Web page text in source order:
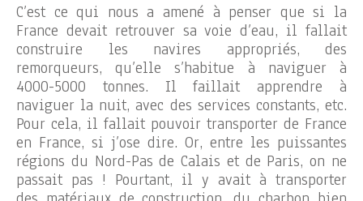
C’est ce qui nous a amené à penser que si la
France devait retrouver sa voie d’eau, il fallait
construire les navires appropriés, des
remorqueurs, qu’elle s’habitue à naviguer à
4000-5000 tonnes. Il faillait apprendre à
naviguer la nuit, avec des services constants, etc.
Pour cela, il fallait pouvoir transporter de France
en France, si j’ose dire. Or, entre les puissantes
régions du Nord-Pas de Calais et de Paris, on ne
passait pas ! Pourtant, il y avait à transporter